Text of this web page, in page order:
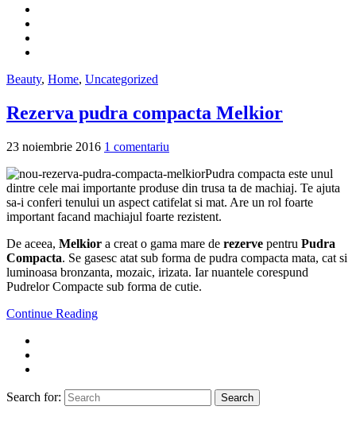
Beauty, Home, Uncategorized
Rezerva pudra compacta Melkior
23 noiembrie 2016 1 comentariu
Pudra compacta este unul
dintre cele mai importante produse din trusa ta de machiaj. Te ajuta
sa-i conferi tenului un aspect catifelat si mat. Are un rol foarte
important facand machiajul foarte rezistent.
De aceea, Melkior a creat o gama mare de rezerve pentru Pudra
Compacta. Se gasesc atat sub forma de pudra compacta mata, cat si
luminoasa bronzanta, mozaic, irizata. Iar nuantele corespund
Pudrelor Compacte sub forma de cutie.
Continue Reading
Search for: Search